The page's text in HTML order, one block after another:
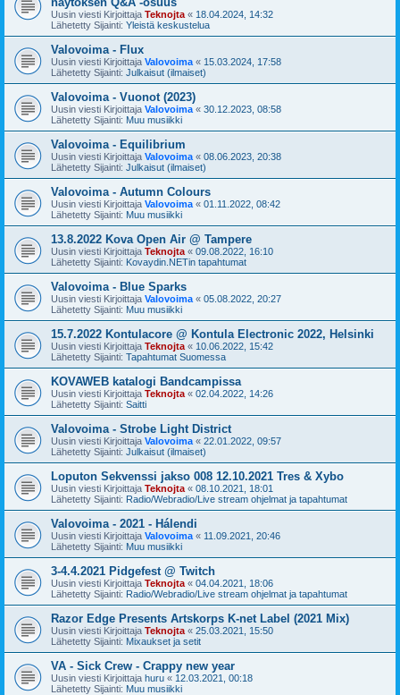
Uusin viesti Kirjoittaja Teknojta « 18.04.2024, 14:32
Lähetetty Sijainti: Yleistä keskustelua
Valovoima - Flux
Uusin viesti Kirjoittaja Valovoima « 15.03.2024, 17:58
Lähetetty Sijainti: Julkaisut (ilmaiset)
Valovoima - Vuonot (2023)
Uusin viesti Kirjoittaja Valovoima « 30.12.2023, 08:58
Lähetetty Sijainti: Muu musiikki
Valovoima - Equilibrium
Uusin viesti Kirjoittaja Valovoima « 08.06.2023, 20:38
Lähetetty Sijainti: Julkaisut (ilmaiset)
Valovoima - Autumn Colours
Uusin viesti Kirjoittaja Valovoima « 01.11.2022, 08:42
Lähetetty Sijainti: Muu musiikki
13.8.2022 Kova Open Air @ Tampere
Uusin viesti Kirjoittaja Teknojta « 09.08.2022, 16:10
Lähetetty Sijainti: Kovaydin.NETin tapahtumat
Valovoima - Blue Sparks
Uusin viesti Kirjoittaja Valovoima « 05.08.2022, 20:27
Lähetetty Sijainti: Muu musiikki
15.7.2022 Kontulacore @ Kontula Electronic 2022, Helsinki
Uusin viesti Kirjoittaja Teknojta « 10.06.2022, 15:42
Lähetetty Sijainti: Tapahtumat Suomessa
KOVAWEB katalogi Bandcampissa
Uusin viesti Kirjoittaja Teknojta « 02.04.2022, 14:26
Lähetetty Sijainti: Saitti
Valovoima - Strobe Light District
Uusin viesti Kirjoittaja Valovoima « 22.01.2022, 09:57
Lähetetty Sijainti: Julkaisut (ilmaiset)
Loputon Sekvenssi jakso 008 12.10.2021 Tres & Xybo
Uusin viesti Kirjoittaja Teknojta « 08.10.2021, 18:01
Lähetetty Sijainti: Radio/Webradio/Live stream ohjelmat ja tapahtumat
Valovoima - 2021 - Hálendi
Uusin viesti Kirjoittaja Valovoima « 11.09.2021, 20:46
Lähetetty Sijainti: Muu musiikki
3-4.4.2021 Pidgefest @ Twitch
Uusin viesti Kirjoittaja Teknojta « 04.04.2021, 18:06
Lähetetty Sijainti: Radio/Webradio/Live stream ohjelmat ja tapahtumat
Razor Edge Presents Artskorps K-net Label (2021 Mix)
Uusin viesti Kirjoittaja Teknojta « 25.03.2021, 15:50
Lähetetty Sijainti: Mixaukset ja setit
VA - Sick Crew - Crappy new year
Uusin viesti Kirjoittaja huru « 12.03.2021, 00:18
Lähetetty Sijainti: Muu musiikki